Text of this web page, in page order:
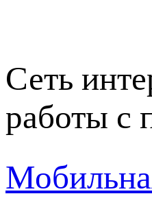
Сеть
работы с